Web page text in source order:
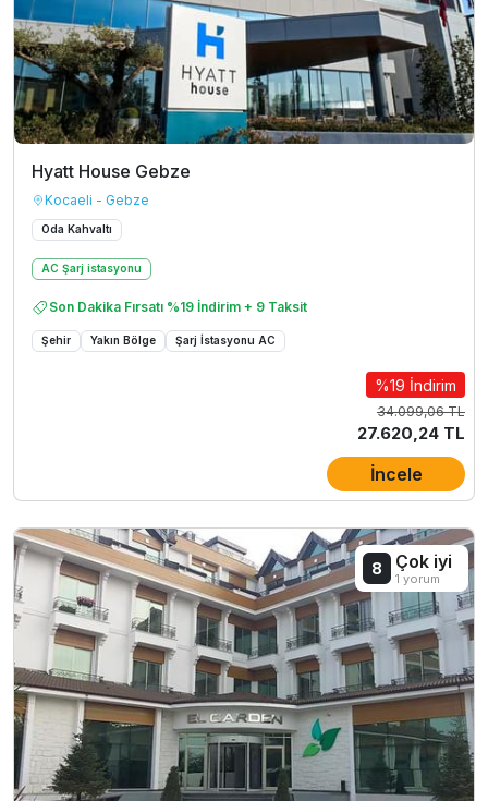
Hyatt House Gebze
Kocaeli - Gebze
Oda Kahvaltı
AC Şarj istasyonu
Son Dakika Fırsatı %19 İndirim + 9 Taksit
Şehir Yakın Bölge Şarj İstasyonu AC
%19 İndirim
34.099,06 TL
27.620,24 TL
İncele
8 Çok iyi
1 yorum